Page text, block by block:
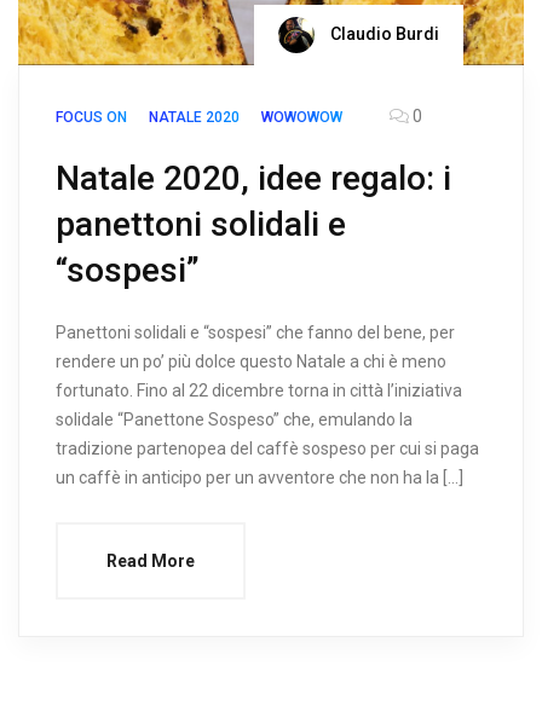
Claudio Burdi
FOCUS ON NATALE 2020 WOWOWOW 0
Natale 2020, idee regalo: i
panettoni solidali e
“sospesi”
Panettoni solidali e “sospesi” che fanno del bene, per
rendere un po’ più dolce questo Natale a chi è meno
fortunato. Fino al 22 dicembre torna in città l’iniziativa
solidale “Panettone Sospeso” che, emulando la
tradizione partenopea del caffè sospeso per cui si paga
un caffè in anticipo per un avventore che non ha la […]
Read More